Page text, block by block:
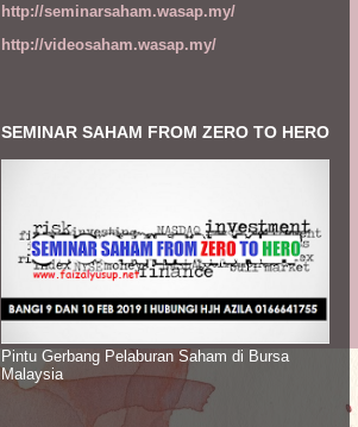
http://seminarsaham.wasap.my/
http://videosaham.wasap.my/
SEMINAR SAHAM FROM ZERO TO HERO
Pintu Gerbang Pelaburan Saham di Bursa
Malaysia